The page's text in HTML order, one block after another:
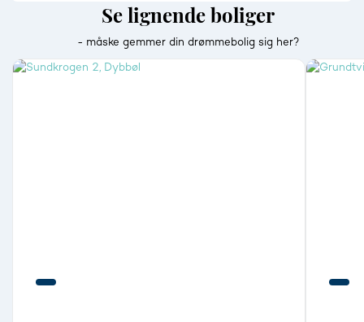
Se lignende boliger
- måske gemmer din drømmebolig sig her?